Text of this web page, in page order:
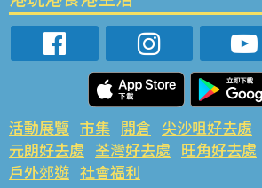
活動展覽 市集 開倉 尖沙咀好去處
元朗好去處 荃灣好去處 旺角好去處
戶外郊遊 社會福利